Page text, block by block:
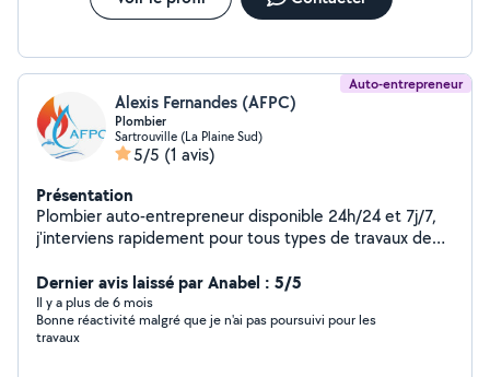
Auto-entrepreneur
Alexis Fernandes (AFPC)
Plombier
Sartrouville (La Plaine Sud)
5/5 (1 avis)
Présentation
Plombier auto-entrepreneur disponible 24h/24 et 7j/7,
j'interviens rapidement pour tous types de travaux de
sanitaire, débouchage, remplacement de robinetterie,
chauffe-eau, etc. Sérieux, ponctuel et professionnel, je
garantis un travail soigné et durable. J'accorde une
grande importance à la satisfaction de mes clients et à
Dernier avis laissé par Anabel : 5/5
Il y a plus de 6 mois
Bonne réactivité malgré que je n'ai pas poursuivi pour les
travaux